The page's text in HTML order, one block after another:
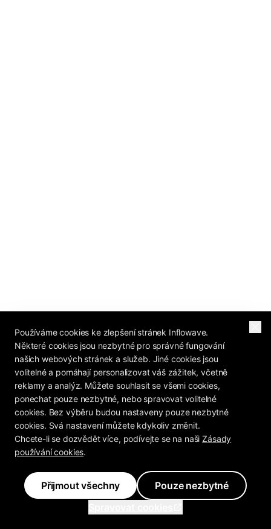
Používáme cookies ke zlepšení stránek Inflowave.
Některé cookies jsou nezbytné pro správné fungování
našich webových stránek a služeb. Jiné cookies jsou
volitelné a pomáhají personalizovat váš zážitek, včetně
reklamy a analýz. Můžete souhlasit se všemi cookies,
ponechat pouze nezbytné, nebo spravovat volitelné
cookies. Bez výběru budou nastaveny pouze nezbytné
cookies. Svá nastavení můžete kdykoliv změnit.
Chcete-li se dozvědět více, podívejte se na našiZásady
používání cookies.
Přijmout všechny
Pouze nezbytné